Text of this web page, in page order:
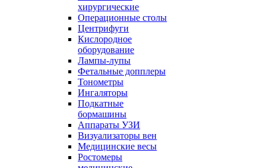
хирургические
Операционные столы
Центрифуги
Кислородное
оборудование
Лампы-лупы
Фетальные допплеры
Тонометры
Ингаляторы
Подкатные
бормашины
Аппараты УЗИ
Визуализаторы вен
Медицинские весы
Ростомеры